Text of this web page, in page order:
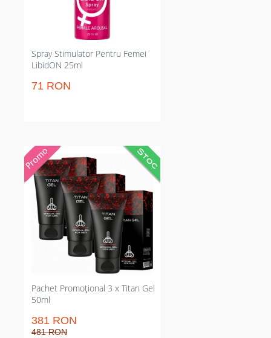
Spray Stimulator Pentru Femei
LibidON 25ml
71 RON
Pachet Promoțional 3 x Titan Gel
50ml
381 RON
481 RON
Pachet cu 3 tuburi Titan Gel
pentru erecții mai puternice și
volum vizibil. Reduce ejacularea
precoce și prelungește actul
sexual; efecte progresive în 33+
zile. Potrivit masculilor care vor
îmbunătățiri normale excluzând
intervenții chirurgicale sau
medicamente agresive. Țintește
convingerea și performanța.